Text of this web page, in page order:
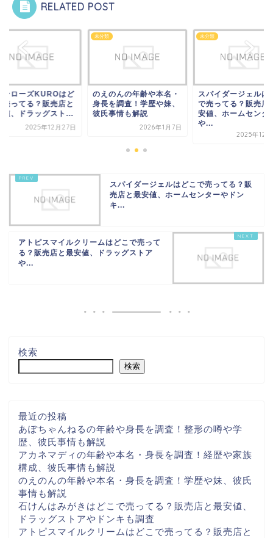
RELATED POST
ンローズKUROはど
売ってる？販売店と
値、ドラッグスト...
2025年12月27日
未分類
のえのんの年齢や本名・
身長を調査！学歴や妹、
彼氏事情も解説
2026年1月7日
未分類
スパイダージェルは
で売ってる？販売店
安値、ホームセンタ
や...
2025年12
スパイダージェルはどこで売ってる？販
売店と最安値、ホームセンターやドン
キ...
アトピスマイルクリームはどこで売って
る？販売店と最安値、ドラッグストア
や...
検索
検索
最近の投稿
あぽちゃんねるの年齢や身長を調査！整形の噂や学
歴、彼氏事情も解説
アカネマディの年齢や本名・身長を調査！経歴や家族
構成、彼氏事情も解説
のえのんの年齢や本名・身長を調査！学歴や妹、彼氏
事情も解説
石けんはみがきはどこで売ってる？販売店と最安値、
ドラッグストアやドンキも調査
アトピスマイルクリームはどこで売ってる？販売店と